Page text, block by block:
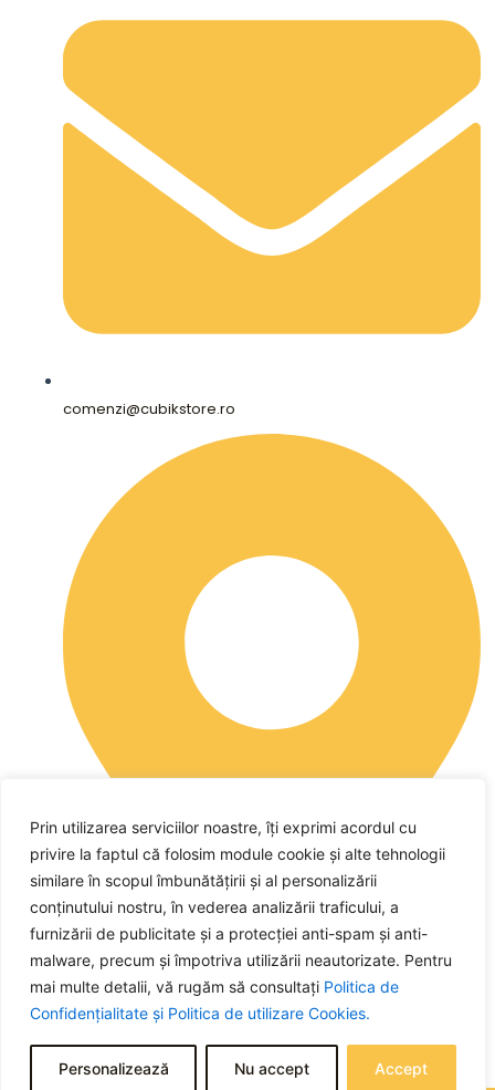
Prin utilizarea serviciilor noastre, îți exprimi acordul cu
privire la faptul că folosim module cookie și alte tehnologii
similare în scopul îmbunătățirii și al personalizării
conținutului nostru, în vederea analizării traficului, a
furnizării de publicitate și a protecției anti-spam și anti-
malware, precum și împotriva utilizării neautorizate. Pentru
mai multe detalii, vă rugăm să consultați Politica de
Confidențialitate și Politica de utilizare Cookies.
Personalizează Nu accept Accept
comenzi@cubikstore.ro
str. Tudor Archezi, nr. 2, loc. Pitești, jud. Argeș